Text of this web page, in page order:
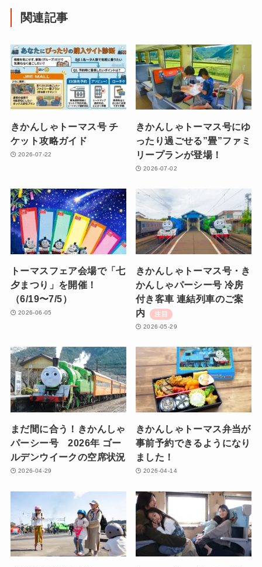
関連記事
きかんしゃトーマス号 チ
ケット攻略ガイド
2026-07-22
きかんしゃトーマス号にゆ
ったり過ごせる”畳”ファミ
リープランが登場！
2026-07-02
トーマスフェア会場で「七
夕まつり」を開催！
（6/19〜7/5）
2026-06-05
きかんしゃトーマス号・き
かんしゃパーシー号 冷房
付き客車 連結列車のご案
内
2026-05-29
まだ間に合う！きかんしゃ
パーシー号 2026年 ゴー
ルデンウイークの空席状況
2026-04-29
きかんしゃトーマス弁当が
事前予約できるようになり
ました！
2026-04-14